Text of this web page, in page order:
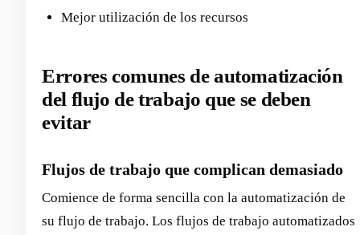
Mejor utilización de los recursos
Errores comunes de automatización
del flujo de trabajo que se deben
evitar
Flujos de trabajo que complican demasiado
Comience de forma sencilla con la automatización de
su flujo de trabajo. Los flujos de trabajo automatizados